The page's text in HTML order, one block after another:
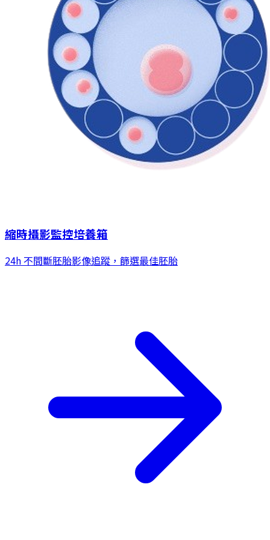
縮時攝影監控培養箱
24h 不間斷胚胎影像追蹤，篩選最佳胚胎